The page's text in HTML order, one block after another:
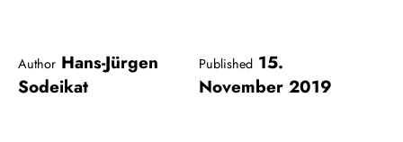
Author Hans-Jürgen
Sodeikat
Published 15.
November 2019